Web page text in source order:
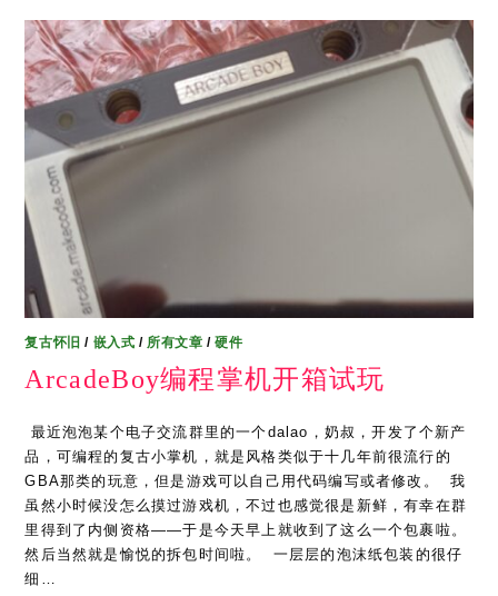
复古怀旧 / 嵌入式 / 所有文章 /硬件
ArcadeBoy编程掌机开箱试玩
​ 最近泡泡某个电子交流群里的一个dalao，奶叔，开发了个新产
品，可编程的复古小掌机，就是风格类似于十几年前很流行的
GBA那类的玩意，但是游戏可以自己用代码编写或者修改。 ​ 我
虽然小时候没怎么摸过游戏机，不过也感觉很是新鲜，有幸在群
里得到了内侧资格——于是今天早上就收到了这么一个包裹啦。 ​
然后当然就是愉悦的拆包时间啦。 ​ 一层层的泡沫纸包装的很仔
细…